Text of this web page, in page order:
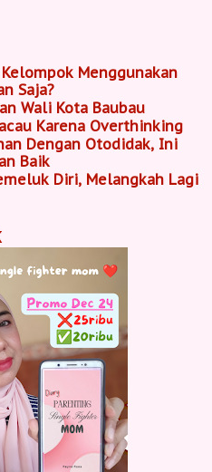
Menggunakan
Saja?
Wali Kota Baubau
Karena Overthinking
Dengan Otodidak, Ini
Baik
Diri, Melangkah Lagi